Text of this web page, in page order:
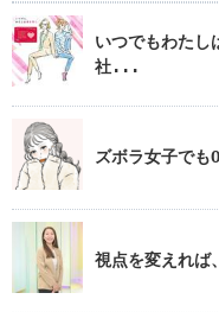
いつでもわたし
社...
ズボラ女子でも
視点を変えれ